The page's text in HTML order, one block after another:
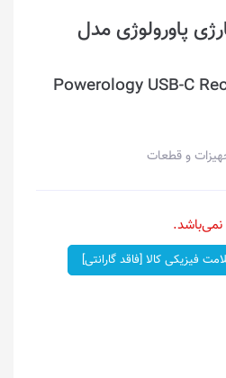
پاورولوژی مدل
Powerology USB-C
و قطعات
فیزیکی کالا [فاقد گارانتی]